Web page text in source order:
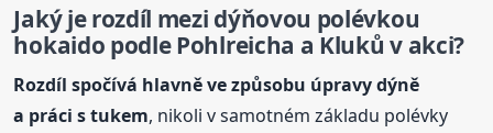
Jaký je rozdíl mezi dýňovou polévkou
hokaido podle Pohlreicha a Kluků v akci?
Rozdíl spočívá hlavně ve způsobu úpravy dýně
a práci s tukem, nikoli v samotném základu polévky